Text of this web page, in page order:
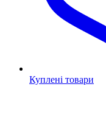
Куплені товари